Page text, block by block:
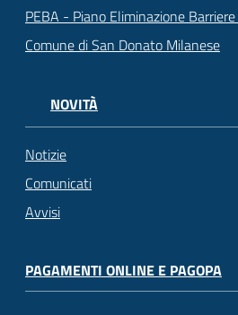
PEBA - Piano Eliminazione
Comune di San Donato Milanese
NOVITÀ
Notizie
Comunicati
Avvisi
PAGAMENTI ONLINE E PAGOPA